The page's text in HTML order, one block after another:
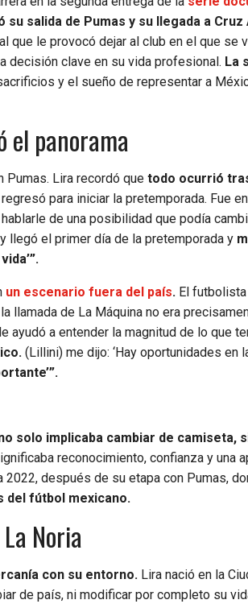
su salida de Pumas y su llegada a Cruz
que le provocó dejar al club en el que se
decisión clave en su vida profesional. La
y el sueño de representar a
el panorama
Pumas. Lira recordó que todo ocurrió
para iniciar la pretemporada. Fue
de una posibilidad que podía
llegó el primer día de la pretemporada y
un escenario fuera del país. El
de La Máquina no era
a entender la magnitud de lo que
(Lillini) me dijo: ‘Hay oportunidades en
solo implicaba cambiar de camiseta,
reconocimiento, confianza y una
después de su etapa con Pumas,
del fútbol mexicano.
Noria
con su entorno. Lira nació en la
de país, ni modificar por completo su